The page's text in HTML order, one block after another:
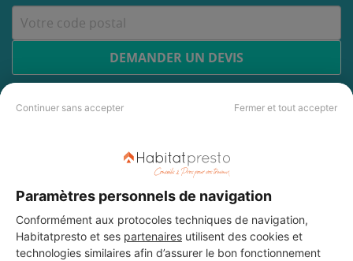
Continuer sans accepter Fermer et tout accepter
Paramètres personnels de navigation
Conformément aux protocoles techniques de navigation,
Habitatpresto et ses partenaires utilisent des cookies et
technologies similaires afin d’assurer le bon fonctionnement
DEMANDER UN DEVIS
vos travaux à Obernai
OVOLT
Obernai